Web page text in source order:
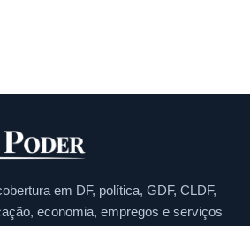
em DF, política, GDF, CLDF,
economia, empregos e serviços